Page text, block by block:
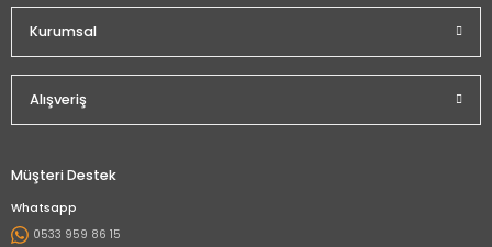
Kurumsal
Alışveriş
Müşteri Destek
Whatsapp
0533 959 86 15